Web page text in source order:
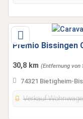
Premio Bissingen
30,8 km (Entfernung von
74321 Bietigheim-
Verkauf